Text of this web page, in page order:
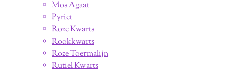
Mos Agaat
Pyriet
Roze Kwarts
Rookkwarts
Roze Toermalijn
Rutiel Kwarts